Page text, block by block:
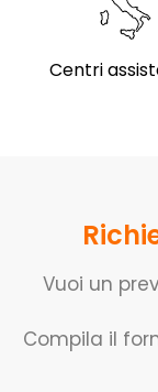
Centri
Vuoi un
Compila il